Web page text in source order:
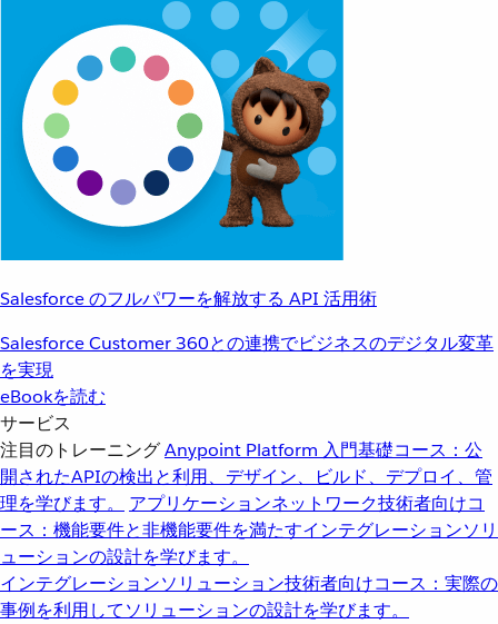
Salesforce のフルパワーを解放する API 活用術
Salesforce Customer 360との連携でビジネスのデジタル変革
を実現
eBookを読む
サービス
注目のトレーニングAnypoint Platform 入門基礎コース：公
開されたAPIの検出と利用、デザイン、ビルド、デプロイ、管
理を学びます。
アプリケーションネットワーク技術者向けコ
ース：機能要件と非機能要件を満たすインテグレーションソリ
ューションの設計を学びます。
インテグレーションソリューション技術者向けコース：実際の
事例を利用してソリューションの設計を学びます。